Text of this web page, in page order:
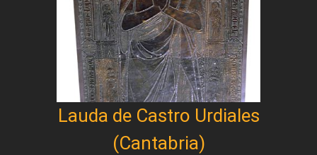
Lauda de Castro Urdiales
(Cantabria)